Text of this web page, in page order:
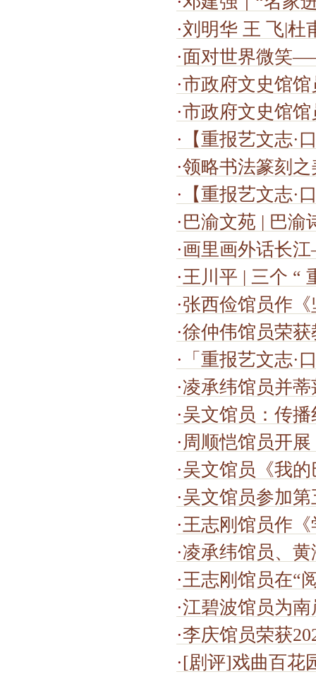
·刘明华 王 飞|杜甫研究
·面对世界微笑
·市政府文史馆
·市政府文史馆
· 【重报艺文志·
·领略书法篆刻
· 【重报艺文志·
·巴渝文苑 | 巴渝诗
·画里画外话长江
·王川平 | 三个 “ 重溯
·张西俭馆员作
·徐仲伟馆员荣获教
· 「重报艺文志·口
·凌承纬馆员并
·吴文馆员：传
·周顺恺馆员开展《中国
·吴文馆员《我的
·吴文馆员参加第五届“走马杯”讲
·王志刚馆员作《
·凌承纬馆员、黄
·王志刚馆员在“阅读
·江碧波馆员为
·李庆馆员荣获2023年
·[剧评]戏曲百花园